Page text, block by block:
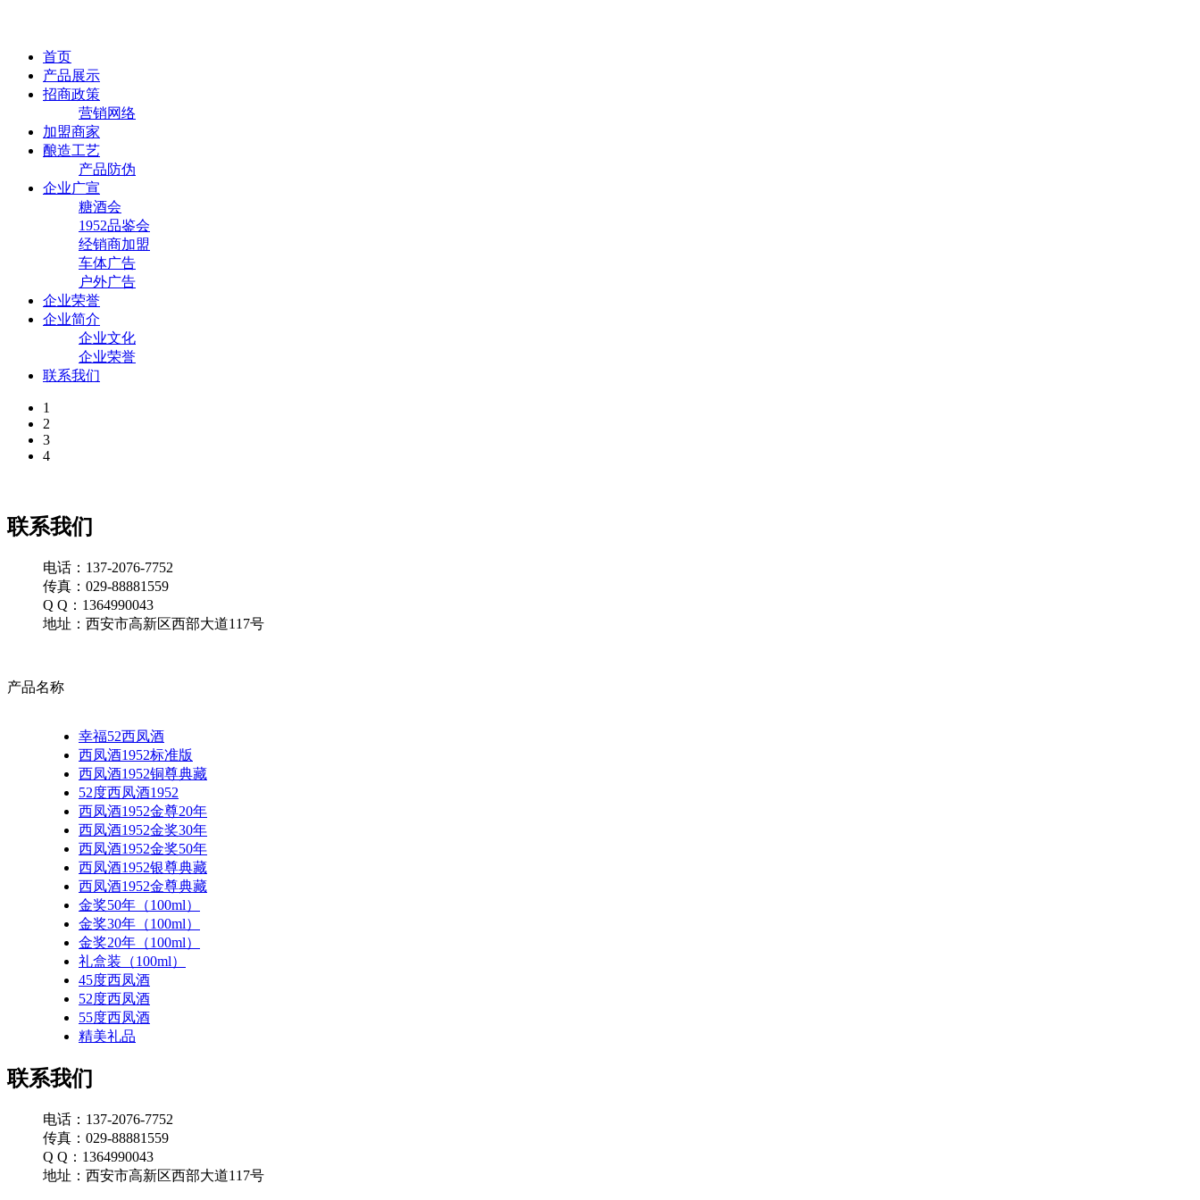
首页
产品展示
招商政策
营销网络
加盟商家
酿造工艺
产品防伪
企业广宣
糖酒会
1952品鉴会
经销商加盟
车体广告
户外广告
企业荣誉
企业简介
企业文化
企业荣誉
联系我们
1
2
3
4
联系我们
电话：137-2076-7752
传真：029-88881559
Q Q：1364990043
地址：西安市高新区西部大道117号
产品名称
幸福52西凤酒
西凤酒1952标准版
西凤酒1952铜尊典藏
52度西凤酒1952
西凤酒1952金尊20年
西凤酒1952金奖30年
西凤酒1952金奖50年
西凤酒1952银尊典藏
西凤酒1952金尊典藏
金奖50年（100ml）
金奖30年（100ml）
金奖20年（100ml）
礼盒装（100ml）
45度西凤酒
52度西凤酒
55度西凤酒
精美礼品
联系我们
电话：137-2076-7752
传真：029-88881559
Q Q：1364990043
地址：西安市高新区西部大道117号